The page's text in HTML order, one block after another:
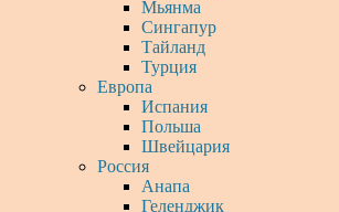
Мьянма
Сингапур
Тайланд
Турция
Европа
Испания
Польша
Швейцария
Россия
Анапа
Геленджик